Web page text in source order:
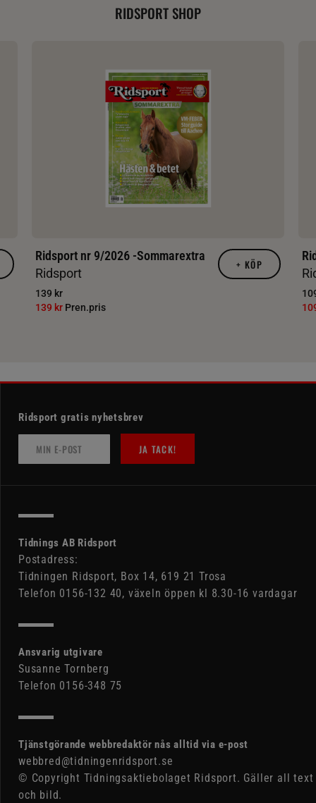
RIDSPORT SHOP
Ridsport nr 9/2026 -Sommarextra
Ridsport
139 kr
139 kr Pren.pris
+ KÖP
Ridsport gratis nyhetsbrev
JA TACK!
Tidnings AB Ridsport
Postadress:
Tidningen Ridsport, Box 14, 619 21 Trosa
Telefon 0156-132 40, växeln öppen kl 8.30-16 vardagar
Ansvarig utgivare
Susanne Tornberg
Telefon 0156-348 75
Tjänstgörande webbredaktör nås alltid via e-post
webbred@tidningenridsport.se
© Copyright Tidningsaktiebolaget Ridsport. Gäller all text
och bild.